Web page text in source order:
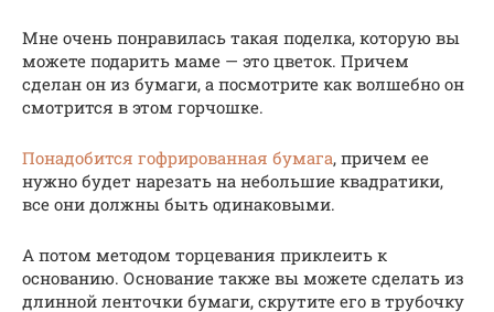
Мне очень понравилась такая поделка, которую вы
можете подарить маме — это цветок. Причем
сделан он из бумаги, а посмотрите как волшебно он
смотрится в этом горчошке.
Понадобится гофрированная бумага, причем ее
нужно будет нарезать на небольшие квадратики,
все они должны быть одинаковыми.
А потом методом торцевания приклеить к
основанию. Основание также вы можете сделать из
длинной ленточки бумаги, скрутите его в трубочку